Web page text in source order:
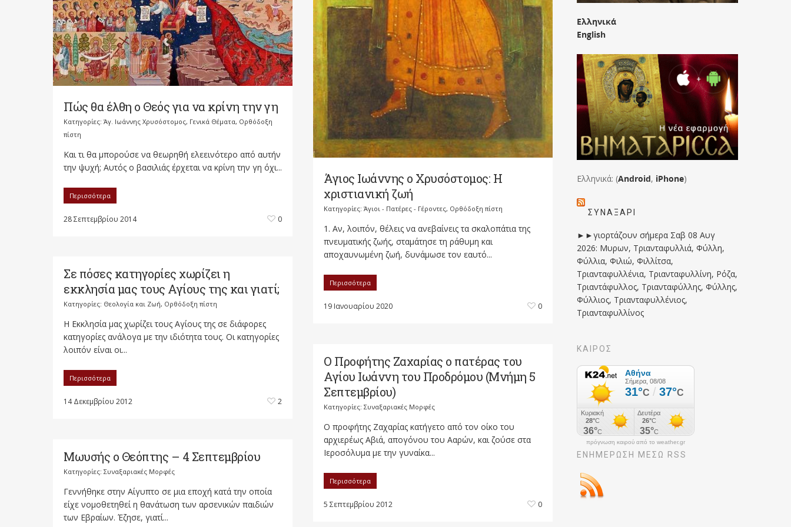
Άγιος Ιωάννης ο Χρυσόστομος: Η
χριστιανική ζωή
Κατηγορίες: Άγιοι - Πατέρες - Γέροντες, Ορθόδοξη πίστη
1. Αν, λοιπόν, θέλεις να ανεβαίνεις τα σκαλοπάτια της
πνευματικής ζωής, σταμάτησε τη ράθυμη και
αποχαυνωμένη ζωή, δυνάμωσε τον εαυτό...
Περισσότερα
19 Ιανουαρίου 2020 0
Πώς θα έλθη ο Θεός για να κρίνη την γη
Κατηγορίες: Άγ. Ιωάννης Χρυσόστομος, Γενικά Θέματα, Ορθόδοξη
πίστη
Και τι θα μπορούσε να θεωρηθή ελεεινότερο από αυτήν
την ψυχή; Αυτός ο βασιλιάς έρχεται να κρίνη την γη όχι...
Περισσότερα
28 Σεπτεμβρίου 2014 0
Σε πόσες κατηγορίες χωρίζει η
εκκλησία μας τους Αγίους της και γιατί;
Κατηγορίες: Θεολογία και Ζωή, Ορθόδοξη πίστη
Η Εκκλησία μας χωρίζει τους Αγίους της σε διάφορες
κατηγορίες ανάλογα με την ιδιότητα τους. Οι κατηγορίες
λοιπόν είναι οι...
Περισσότερα
14 Δεκεμβρίου 2012 2
Ο Προφήτης Ζαχαρίας ο πατέρας του
Αγίου Ιωάννη του Προδρόμου (Μνήμη 5
Σεπτεμβρίου)
Κατηγορίες: Συναξαριακές Μορφές
Ο προφήτης Ζαχαρίας κατήγετο από τον οίκο του
αρχιερέως Αβιά, απογόνου του Ααρών, και ζούσε στα
Ιεροσόλυμα με την γυναίκα...
Περισσότερα
5 Σεπτεμβρίου 2012 0
Μωυσής ο Θεόπτης – 4 Σεπτεμβρίου
Κατηγορίες: Συναξαριακές Μορφές
Γεννήθηκε στην Αίγυπτο σε μια εποχή κατά την οποία
είχε νομοθετηθεί η θανάτωση των αρσενικών παιδιών
των Εβραίων. Έζησε, γιατί...
Ελληνικά
English
Ελληνικά: (Android, iPhone)
ΣΥΝΑΞΆΡΙ
►►γιορτάζουν σήμερα Σαβ 08 Αυγ
2026: Μυρων, Τριανταφυλλιά, Φύλλη,
Φύλλια, Φιλιώ, Φιλλίτσα,
Τριανταφυλλένια, Τριανταφυλλίνη, Ρόζα,
Τριαντάφυλλος, Τριανταφύλλης, Φύλλης,
Φύλλιος, Τριανταφυλλένιος,
Τριανταφυλλίνος
ΚΑΙΡΟΣ
πρόγνωση καιρού από το weather.gr
ΕΝΗΜΈΡΩΣΉ ΜΕΣΩ RSS